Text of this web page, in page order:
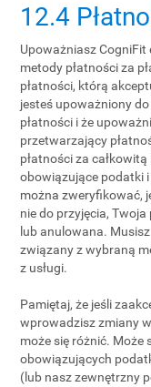
12.4
Upoważniasz CogniFit
metody płatności za
płatności, którą
jesteś upoważniony
płatności i że
przetwarzający
płatności za
obowiązujące podatki i
można zweryfikować,
nie do przyjęcia,
lub anulowana.
związany z wybraną
z usługi.
Pamiętaj, że jeśli
wprowadzisz zmiany
może się różnić. Może
obowiązujących
(lub nasz zewnętrzny